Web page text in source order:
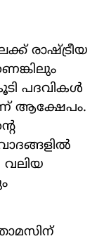
രാഷ്ട്രീയ
പദവികള്‍
ആക്ഷേപം.